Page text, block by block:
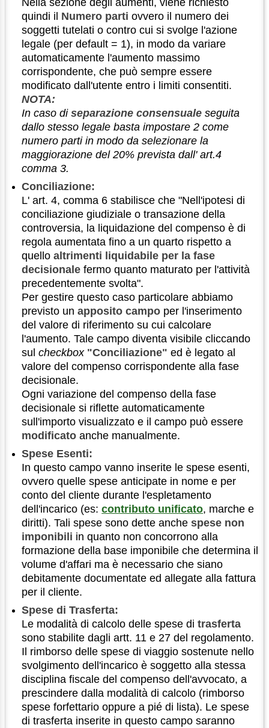
Nella sezione degli aumenti, viene richiesto
quindi il Numero parti ovvero il numero dei
soggetti tutelati o contro cui si svolge l'azione
legale (per default = 1), in modo da variare
automaticamente l'aumento massimo
corrispondente, che può sempre essere
modificato dall'utente entro i limiti consentiti.
NOTA:
In caso diseparazione consensuale seguita
dallo stesso legale basta impostare 2 come
numero parti in modo da selezionare la
maggiorazione del 20% prevista dall' art.4
comma 3.
Conciliazione:
L' art. 4, comma 6 stabilisce che "Nell'ipotesi di
conciliazione giudiziale o transazione della
controversia, la liquidazione del compenso è di
regola aumentata fino a un quarto rispetto a
quelloaltrimenti liquidabile per la fase
decisionale fermo quanto maturato per l'attività
precedentemente svolta".
Per gestire questo caso particolare abbiamo
previsto unapposito campo per l'inserimento
del valore di riferimento su cui calcolare
l'aumento. Tale campo diventa visibile cliccando
sulcheckbox "Conciliazione" ed è legato al
valore del compenso corrispondente alla fase
decisionale.
Ogni variazione del compenso della fase
decisionale si riflette automaticamente
sull'importo visualizzato e il campo può essere
modificato anche manualmente.
Spese Esenti:
In questo campo vanno inserite le spese esenti,
ovvero quelle spese anticipate in nome e per
conto del cliente durante l'espletamento
dell'incarico (es:contributo unificato, marche e
diritti). Tali spese sono dette anchespese non
imponibili in quanto non concorrono alla
formazione della base imponibile che determina il
volume d'affari ma è necessario che siano
debitamente documentate ed allegate alla fattura
per il cliente.
Spese di Trasferta:
Le modalità di calcolo delle spese ditrasferta
sono stabilite dagli artt. 11 e 27 del regolamento.
Il rimborso delle spese di viaggio sostenute nello
svolgimento dell'incarico è soggetto alla stessa
disciplina fiscale del compenso dell'avvocato, a
prescindere dalla modalità di calcolo (rimborso
spese forfettario oppure a pié di lista). Le spese
di trasferta inserite in questo campo saranno